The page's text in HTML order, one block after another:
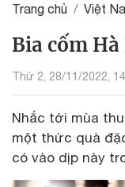
Trang chủ Việt
Bia cốm
Thứ 2, 28/11/2022,
Nhắc tới mùa
một thức quà
có vào dịp này